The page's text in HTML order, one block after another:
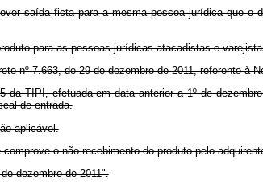
saída ficta para a mesma pessoa jurídica que o
para as pessoas jurídicas atacadistas e
nº 7.663, de 29 de dezembro de 2011, referente à
TIPI, efetuada em data anterior a 1º de
de entrada.
aplicável.
o não-recebimento do produto pelo
dezembro de 2011".